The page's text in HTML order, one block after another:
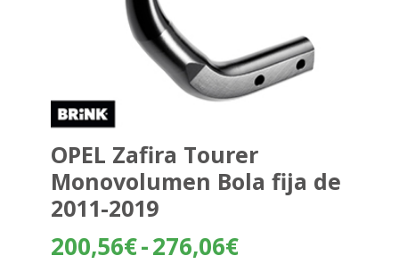
OPEL Zafira Tourer
Monovolumen Bola fija de
2011-2019
200,56€-276,06€Rango